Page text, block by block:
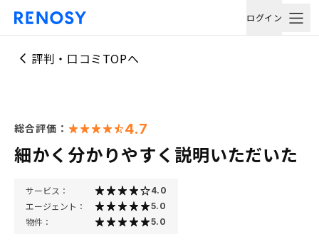
ログイン
評判・口コミTOPへ
総合評価： 4.7
細かく分かりやすく説明いただいた
サービス： 4.0
エージェント： 5.0
物件： 5.0